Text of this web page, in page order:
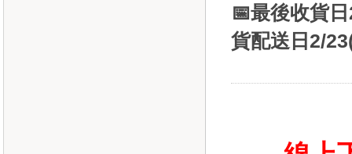
📅最後收貨
貨配送日2/